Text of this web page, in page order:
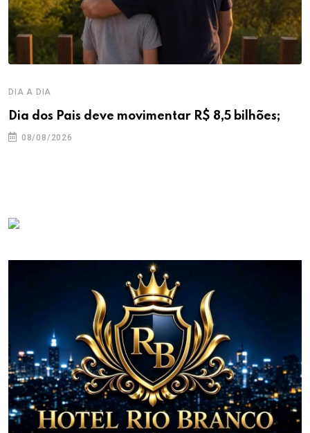
DIA A DIA
Dia dos Pais deve movimentar R$ 8,5 bilhões;
08/08/2026